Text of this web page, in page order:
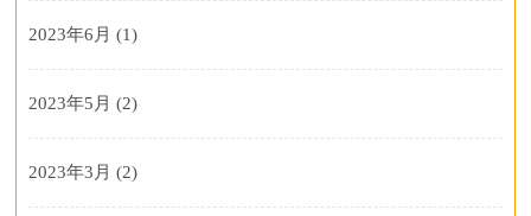
2023年6月 (1)
2023年5月 (2)
2023年3月 (2)